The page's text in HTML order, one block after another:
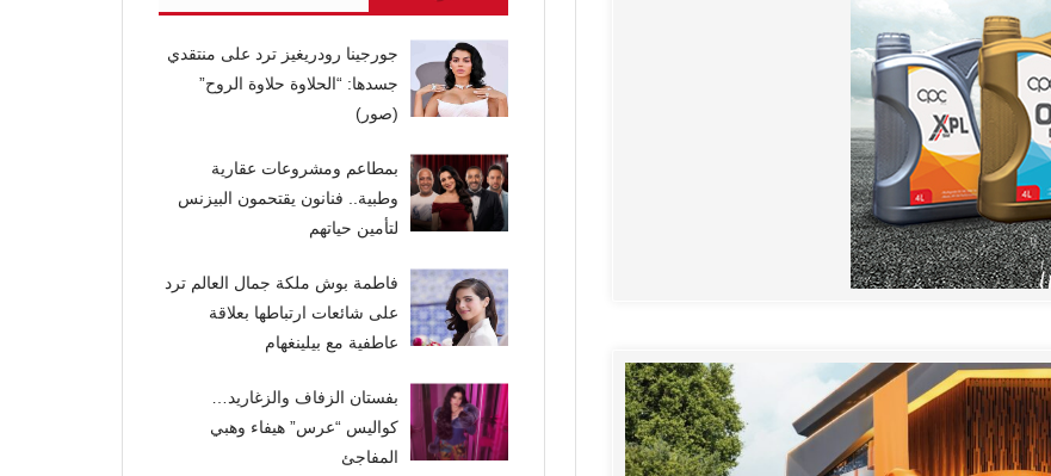
جورجينا رودريغيز ترد على منتقدي
جسدها: “الحلاوة حلاوة الروح”
(صور)
بمطاعم ومشروعات عقارية
وطبية.. فنانون يقتحمون البيزنس
لتأمين حياتهم
فاطمة بوش ملكة جمال العالم ترد
على شائعات ارتباطها بعلاقة
عاطفية مع بيلينغهام
بفستان الزفاف والزغاريد…
كواليس “عرس” هيفاء وهبي
المفاجئ